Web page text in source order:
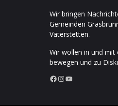
Wir bringen
Gemeinden
Vaterstetten.
Wir wollen in und mit
bewegen und zu
Facebook InstagramYouTube